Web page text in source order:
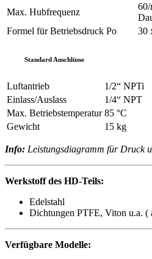
Max. Hubfrequenz
Formel für Betriebsdruck Po
30
Standard Anschlüsse
Luftantrieb
1/2“ NPTi
Einlass/Auslass
1/4“ NPT
Max. Betriebstemperatur 85 °C
Gewicht
15 kg
Info: Leistungsdiagramm für Druck
Werkstoff des HD-Teils:
Edelstahl
Dichtungen PTFE, Viton u.a. (
Verfügbare Modelle: